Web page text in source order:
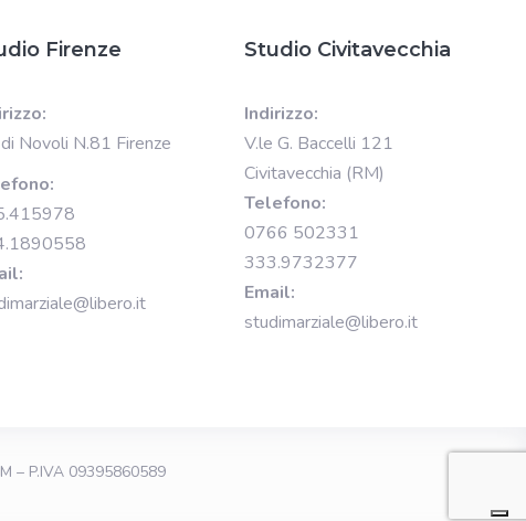
Firenze
Novoli N.81 Firenze
Studio Civitavecchia
Indirizzo:
V.le G. Baccelli 121
Civitavecchia (RM)
Telefono:
0766 502331
333.9732377
Email:
studimarziale@libero.it
– P.IVA 09395860589